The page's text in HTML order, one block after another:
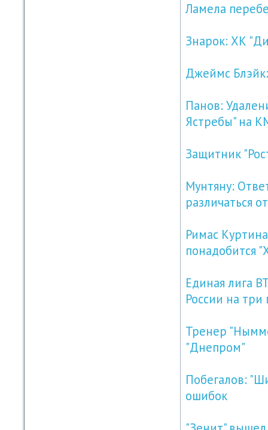
Ламела
Знарок: ХК
Джеймс
Панов:
Ястребы" на
Защитник
Мунтяну:
различаться
Римас
понадобится
Единая лига
России на три
Тренер
"Днепром"
Побегалов:
ошибок